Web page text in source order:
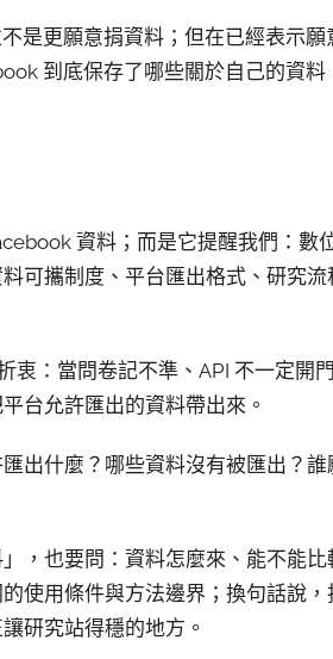
是更願意捐資料；但在已經表示願
到底保存了哪些關於自己的資料
資料；而是它提醒我們：數
可攜制度、平台匯出格式、研究流
：當問卷記不準、API 不一定開
台允許匯出的資料帶出來。
出什麼？哪些資料沒有被匯出？
，也要問：資料怎麼來、能不能比
使用條件與方法邊界；換句話說，
研究站得穩的地方。